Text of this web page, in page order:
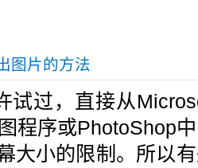
图片的方法
过，直接从
程序或PhotoShop
大小的限制。所以